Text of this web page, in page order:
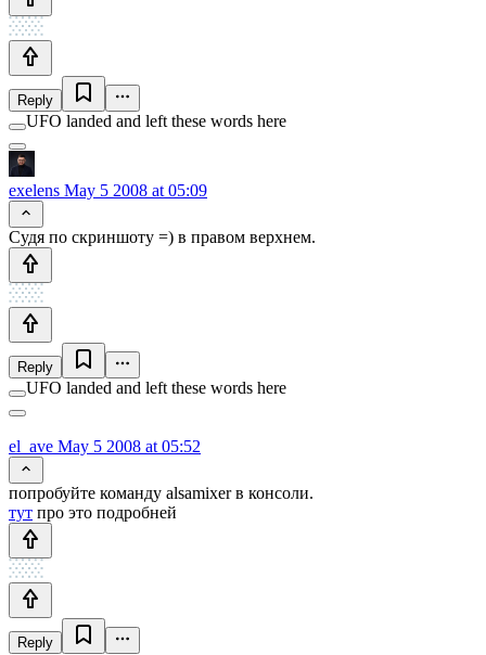
Reply
UFO landed and left these words here
exelens May 5 2008 at 05:09
Судя по скриншоту =) в правом верхнем.
Reply
UFO landed and left these words here
el_ave May 5 2008 at 05:52
попробуйте команду alsamixer в консоли.
тут про это подробней
Reply